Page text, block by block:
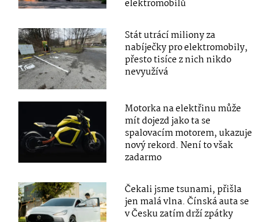
elektromobilů
Stát utrácí miliony za
nabíječky pro elektromobily,
přesto tisíce z nich nikdo
nevyužívá
Motorka na elektřinu může
mít dojezd jako ta se
spalovacím motorem, ukazuje
nový rekord. Není to však
zadarmo
Čekali jsme tsunami, přišla
jen malá vlna. Čínská auta se
v Česku zatím drží zpátky